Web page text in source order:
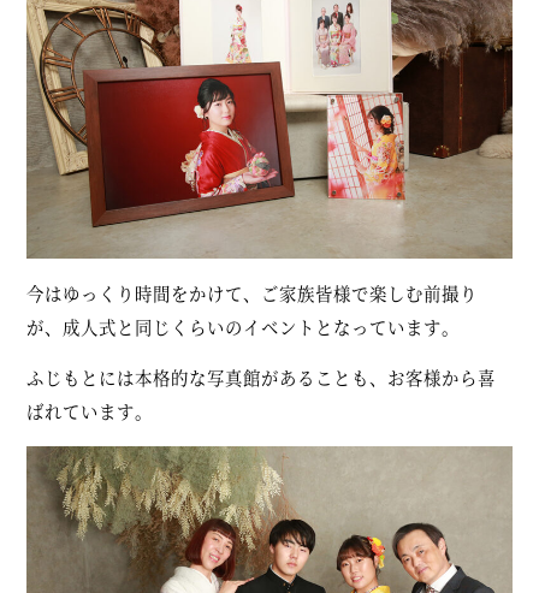
今はゆっくり時間をかけて、ご家族皆様で楽しむ前撮り
が、成人式と同じくらいのイベントとなっています。
ふじもとには本格的な写真館があることも、お客様から喜
ばれています。